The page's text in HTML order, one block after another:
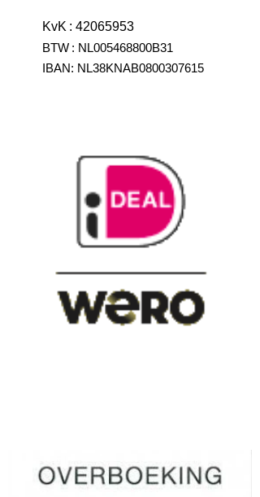
KvK : 42065953
BTW : NL005468800B31
IBAN: NL38KNAB0800307615